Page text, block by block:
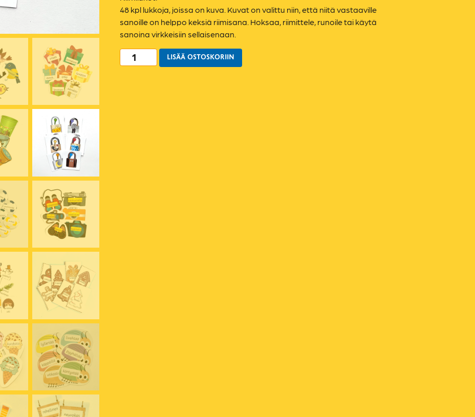
48 kpl lukkoja, joissa on kuva. Kuvat on valittu niin, että niitä vastaaville
sanoille on helppo keksiä riimisana. Hoksaa, riimittele, runoile tai käytä
sanoina virkkeisiin sellaisenaan.
LISÄÄ OSTOSKORIIN